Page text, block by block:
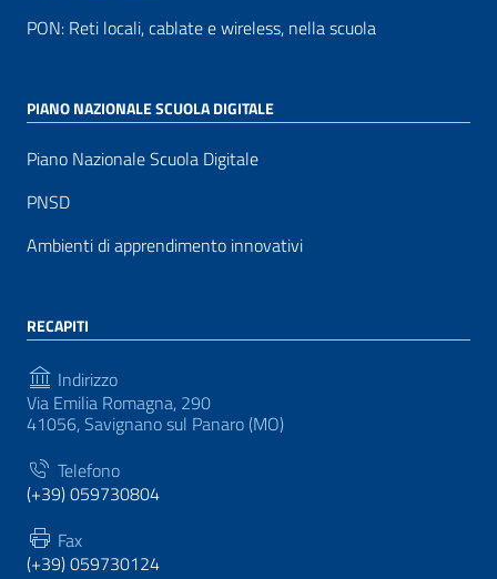
PON: Reti locali, cablate e wireless, nella scuola
PIANO NAZIONALE SCUOLA DIGITALE
Piano Nazionale Scuola Digitale
PNSD
Ambienti di apprendimento innovativi
RECAPITI
Indirizzo
Via Emilia Romagna, 290
41056, Savignano sul Panaro (MO)
Telefono
(+39) 059730804
Fax
(+39) 059730124